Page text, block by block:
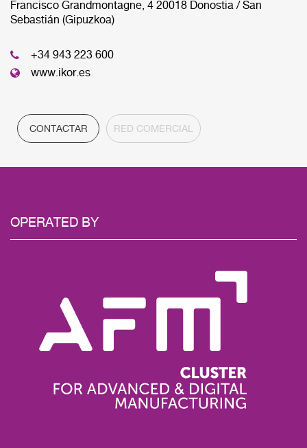
Francisco Grandmontagne, 4 20018 Donostia / San
Sebastián (Gipuzkoa)
+34 943 223 600
www.ikor.es
CONTACTAR RED COMERCIAL
OPERATED BY